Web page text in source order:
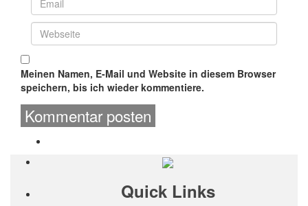
Meinen Namen, E-Mail und Website in diesem Browser
speichern, bis ich wieder kommentiere.
Quick Links